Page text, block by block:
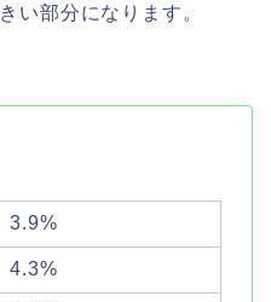
い部分になります。
3.9%
4.3%